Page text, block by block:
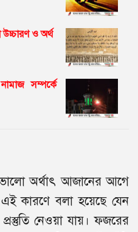
ও অর্থ
সম্পর্কে
অর্থাৎ আজানের আগে
কারণে বলা হয়েছে যেন
নেওয়া যায়। ফজরের